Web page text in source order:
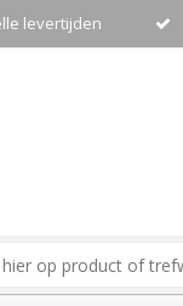
levertijden